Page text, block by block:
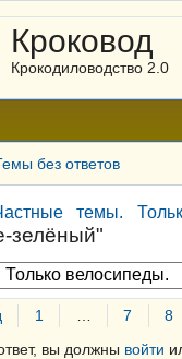
Кроковод
Крокодиловодство 2.0
без ответов
темы.
зелёный"
1 7 8
вы должны войти